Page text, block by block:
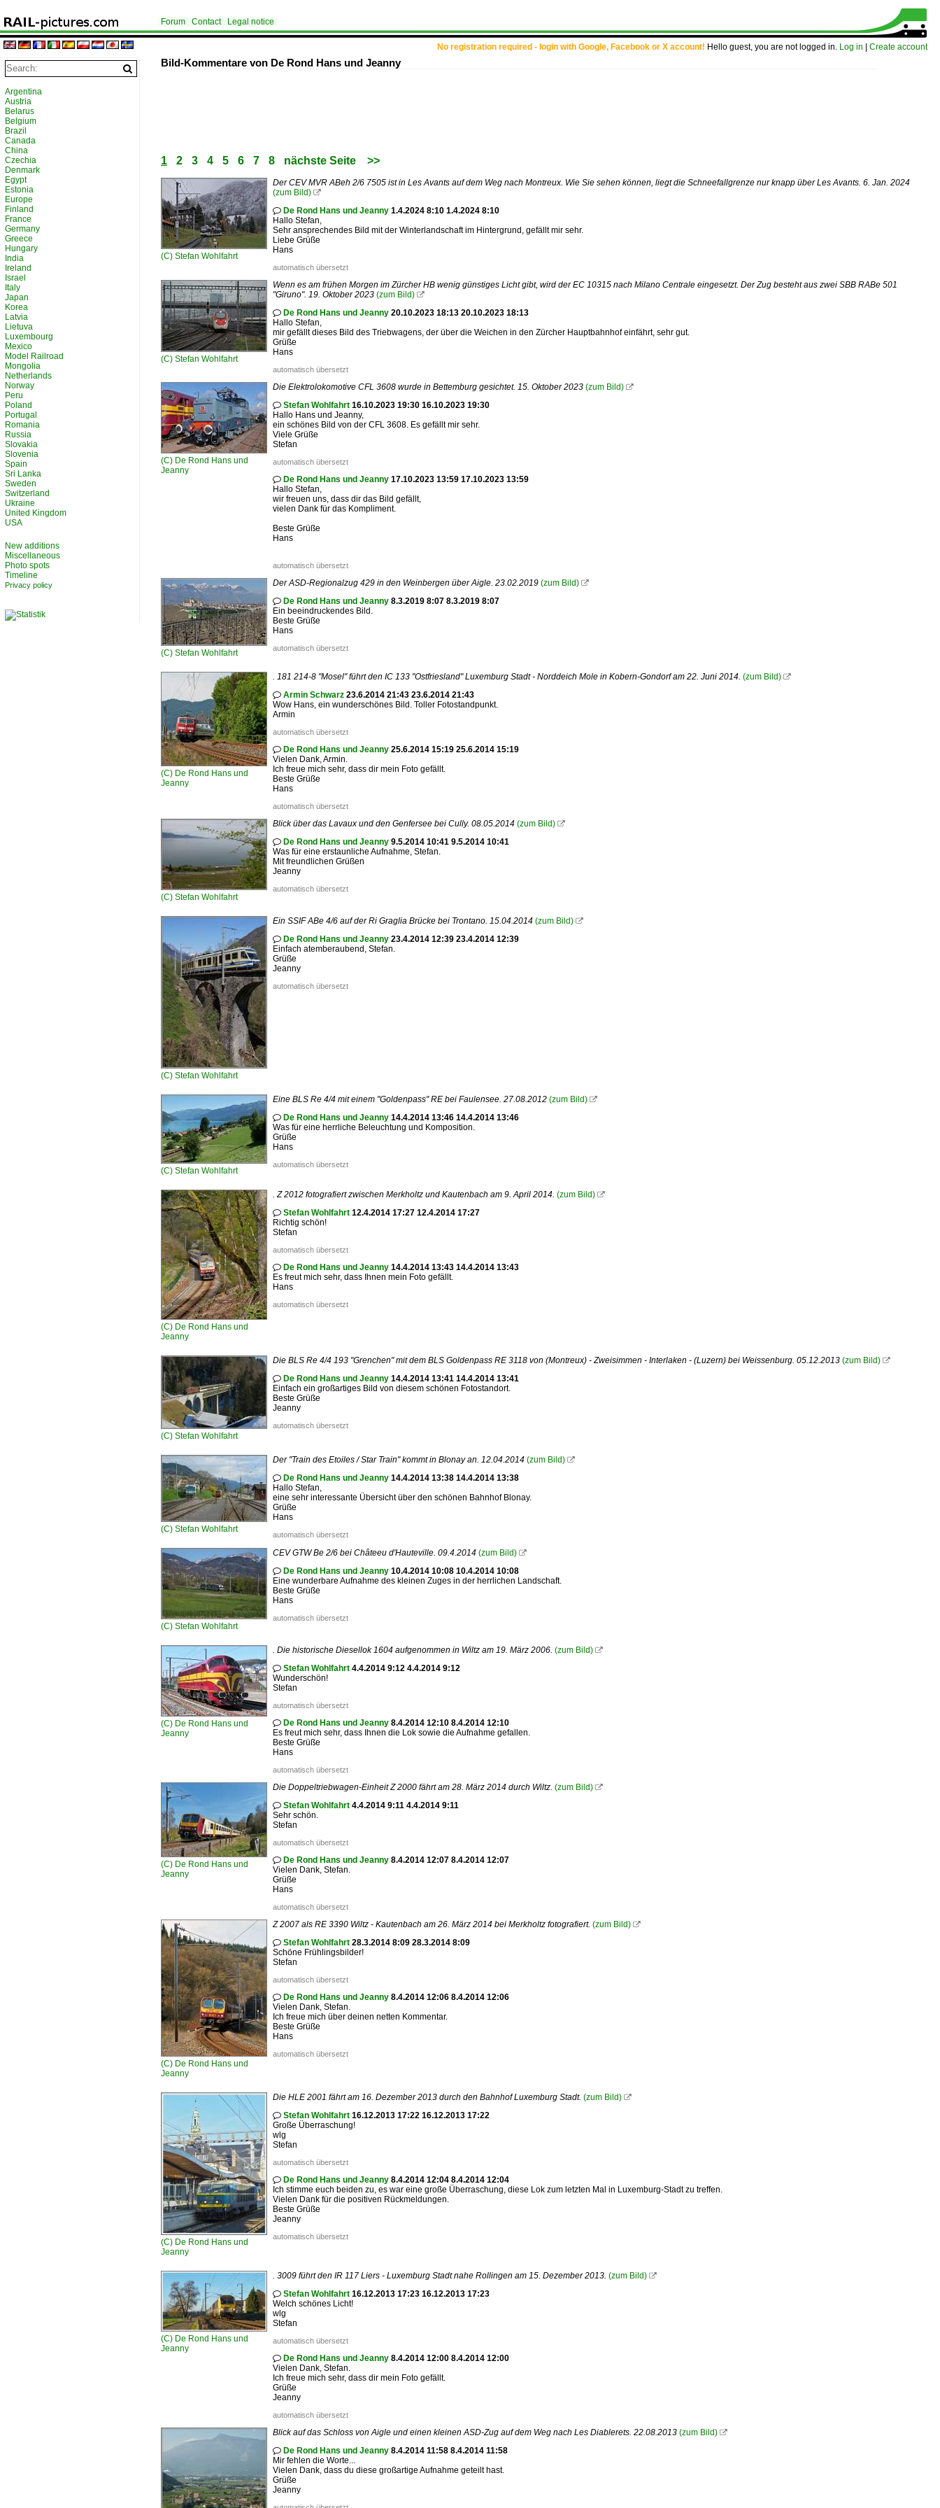
No registration required - login with Google, Facebook or X account! Hello guest, you are not logged in. Log in Create account
Forum Contact Legal notice
Bild-Kommentare von De Rond Hans und Jeanny
1 2 3 4 5 6 7 8 nächste Seite >>
(C) Stefan Wohlfahrt
Der CEV MVR ABeh 2/6 7505 ist in Les Avants auf dem Weg nach Montreux. Wie Sie sehen können, liegt die Schneefallgrenze nur knapp über Les Avants. 6. Jan. 2024
(zum Bild) 
 De Rond Hans und Jeanny 1.4.2024 8:10 1.4.2024 8:10
Hallo Stefan,
Sehr ansprechendes Bild mit der Winterlandschaft im Hintergrund, gefällt mir sehr.
Liebe Grüße
Hans
automatisch übersetzt
(C) Stefan Wohlfahrt
Wenn es am frühen Morgen im Zürcher HB wenig günstiges Licht gibt, wird der EC 10315 nach Milano Centrale eingesetzt. Der Zug besteht aus zwei SBB RABe 501
"Giruno". 19. Oktober 2023 (zum Bild) 
 De Rond Hans und Jeanny 20.10.2023 18:13 20.10.2023 18:13
Hallo Stefan,
mir gefällt dieses Bild des Triebwagens, der über die Weichen in den Zürcher Hauptbahnhof einfährt, sehr gut.
Grüße
Hans
automatisch übersetzt
(C) De Rond Hans und
Jeanny
Die Elektrolokomotive CFL 3608 wurde in Bettemburg gesichtet. 15. Oktober 2023 (zum Bild) 
 Stefan Wohlfahrt 16.10.2023 19:30 16.10.2023 19:30
Hallo Hans und Jeanny,
ein schönes Bild von der CFL 3608. Es gefällt mir sehr.
Viele Grüße
Stefan
automatisch übersetzt
 De Rond Hans und Jeanny 17.10.2023 13:59 17.10.2023 13:59
Hallo Stefan,
wir freuen uns, dass dir das Bild gefällt,
vielen Dank für das Kompliment.
Beste Grüße
Hans
automatisch übersetzt
(C) Stefan Wohlfahrt
Der ASD-Regionalzug 429 in den Weinbergen über Aigle. 23.02.2019 (zum Bild) 
 De Rond Hans und Jeanny 8.3.2019 8:07 8.3.2019 8:07
Ein beeindruckendes Bild.
Beste Grüße
Hans
automatisch übersetzt
(C) De Rond Hans und
Jeanny
. 181 214-8 "Mosel" führt den IC 133 "Ostfriesland" Luxemburg Stadt - Norddeich Mole in Kobern-Gondorf am 22. Juni 2014. (zum Bild) 
 Armin Schwarz 23.6.2014 21:43 23.6.2014 21:43
Wow Hans, ein wunderschönes Bild. Toller Fotostandpunkt.
Armin
automatisch übersetzt
 De Rond Hans und Jeanny 25.6.2014 15:19 25.6.2014 15:19
Vielen Dank, Armin.
Ich freue mich sehr, dass dir mein Foto gefällt.
Beste Grüße
Hans
automatisch übersetzt
(C) Stefan Wohlfahrt
Blick über das Lavaux und den Genfersee bei Cully. 08.05.2014 (zum Bild) 
 De Rond Hans und Jeanny 9.5.2014 10:41 9.5.2014 10:41
Was für eine erstaunliche Aufnahme, Stefan.
Mit freundlichen Grüßen
Jeanny
automatisch übersetzt
(C) Stefan Wohlfahrt
Ein SSIF ABe 4/6 auf der Ri Graglia Brücke bei Trontano. 15.04.2014 (zum Bild) 
 De Rond Hans und Jeanny 23.4.2014 12:39 23.4.2014 12:39
Einfach atemberaubend, Stefan.
Grüße
Jeanny
automatisch übersetzt
(C) Stefan Wohlfahrt
Eine BLS Re 4/4 mit einem "Goldenpass" RE bei Faulensee. 27.08.2012 (zum Bild) 
 De Rond Hans und Jeanny 14.4.2014 13:46 14.4.2014 13:46
Was für eine herrliche Beleuchtung und Komposition.
Grüße
Hans
automatisch übersetzt
(C) De Rond Hans und
Jeanny
. Z 2012 fotografiert zwischen Merkholtz und Kautenbach am 9. April 2014. (zum Bild) 
 Stefan Wohlfahrt 12.4.2014 17:27 12.4.2014 17:27
Richtig schön!
Stefan
automatisch übersetzt
 De Rond Hans und Jeanny 14.4.2014 13:43 14.4.2014 13:43
Es freut mich sehr, dass Ihnen mein Foto gefällt.
Hans
automatisch übersetzt
(C) Stefan Wohlfahrt
Die BLS Re 4/4 193 "Grenchen" mit dem BLS Goldenpass RE 3118 von (Montreux) - Zweisimmen - Interlaken - (Luzern) bei Weissenburg. 05.12.2013 (zum Bild) 
 De Rond Hans und Jeanny 14.4.2014 13:41 14.4.2014 13:41
Einfach ein großartiges Bild von diesem schönen Fotostandort.
Beste Grüße
Jeanny
automatisch übersetzt
(C) Stefan Wohlfahrt
Der "Train des Etoiles / Star Train" kommt in Blonay an. 12.04.2014 (zum Bild) 
 De Rond Hans und Jeanny 14.4.2014 13:38 14.4.2014 13:38
Hallo Stefan,
eine sehr interessante Übersicht über den schönen Bahnhof Blonay.
Grüße
Hans
automatisch übersetzt
(C) Stefan Wohlfahrt
CEV GTW Be 2/6 bei Châteeu d'Hauteville. 09.4.2014 (zum Bild) 
 De Rond Hans und Jeanny 10.4.2014 10:08 10.4.2014 10:08
Eine wunderbare Aufnahme des kleinen Zuges in der herrlichen Landschaft.
Beste Grüße
Hans
automatisch übersetzt
(C) De Rond Hans und
Jeanny
. Die historische Diesellok 1604 aufgenommen in Wiltz am 19. März 2006. (zum Bild) 
 Stefan Wohlfahrt 4.4.2014 9:12 4.4.2014 9:12
Wunderschön!
Stefan
automatisch übersetzt
 De Rond Hans und Jeanny 8.4.2014 12:10 8.4.2014 12:10
Es freut mich sehr, dass Ihnen die Lok sowie die Aufnahme gefallen.
Beste Grüße
Hans
automatisch übersetzt
(C) De Rond Hans und
Jeanny
Die Doppeltriebwagen-Einheit Z 2000 fährt am 28. März 2014 durch Wiltz. (zum Bild) 
 Stefan Wohlfahrt 4.4.2014 9:11 4.4.2014 9:11
Sehr schön.
Stefan
automatisch übersetzt
 De Rond Hans und Jeanny 8.4.2014 12:07 8.4.2014 12:07
Vielen Dank, Stefan.
Grüße
Hans
automatisch übersetzt
(C) De Rond Hans und
Jeanny
Z 2007 als RE 3390 Wiltz - Kautenbach am 26. März 2014 bei Merkholtz fotografiert. (zum Bild) 
 Stefan Wohlfahrt 28.3.2014 8:09 28.3.2014 8:09
Schöne Frühlingsbilder!
Stefan
automatisch übersetzt
 De Rond Hans und Jeanny 8.4.2014 12:06 8.4.2014 12:06
Vielen Dank, Stefan.
Ich freue mich über deinen netten Kommentar.
Beste Grüße
Hans
automatisch übersetzt
(C) De Rond Hans und
Jeanny
Die HLE 2001 fährt am 16. Dezember 2013 durch den Bahnhof Luxemburg Stadt. (zum Bild) 
 Stefan Wohlfahrt 16.12.2013 17:22 16.12.2013 17:22
Große Überraschung!
wlg
Stefan
automatisch übersetzt
 De Rond Hans und Jeanny 8.4.2014 12:04 8.4.2014 12:04
Ich stimme euch beiden zu, es war eine große Überraschung, diese Lok zum letzten Mal in Luxemburg-Stadt zu treffen.
Vielen Dank für die positiven Rückmeldungen.
Beste Grüße
Jeanny
automatisch übersetzt
(C) De Rond Hans und
Jeanny
. 3009 führt den IR 117 Liers - Luxemburg Stadt nahe Rollingen am 15. Dezember 2013. (zum Bild) 
 Stefan Wohlfahrt 16.12.2013 17:23 16.12.2013 17:23
Welch schönes Licht!
wlg
Stefan
automatisch übersetzt
 De Rond Hans und Jeanny 8.4.2014 12:00 8.4.2014 12:00
Vielen Dank, Stefan.
Ich freue mich sehr, dass dir mein Foto gefällt.
Grüße
Jeanny
automatisch übersetzt
Blick auf das Schloss von Aigle und einen kleinen ASD-Zug auf dem Weg nach Les Diablerets. 22.08.2013 (zum Bild) 
 De Rond Hans und Jeanny 8.4.2014 11:58 8.4.2014 11:58
Mir fehlen die Worte...
Vielen Dank, dass du diese großartige Aufnahme geteilt hast.
Grüße
Jeanny
Argentina
Austria
Belarus
Belgium
Brazil
Canada
China
Czechia
Denmark
Egypt
Estonia
Europe
Finland
France
Germany
Greece
Hungary
India
Ireland
Israel
Italy
Japan
Korea
Latvia
Lietuva
Luxembourg
Mexico
Model Railroad
Mongolia
Netherlands
Norway
Peru
Poland
Portugal
Romania
Russia
Slovakia
Slovenia
Spain
Sri Lanka
Sweden
Switzerland
Ukraine
United Kingdom
USA
New additions
Miscellaneous
Photo spots
Timeline
Privacy policy